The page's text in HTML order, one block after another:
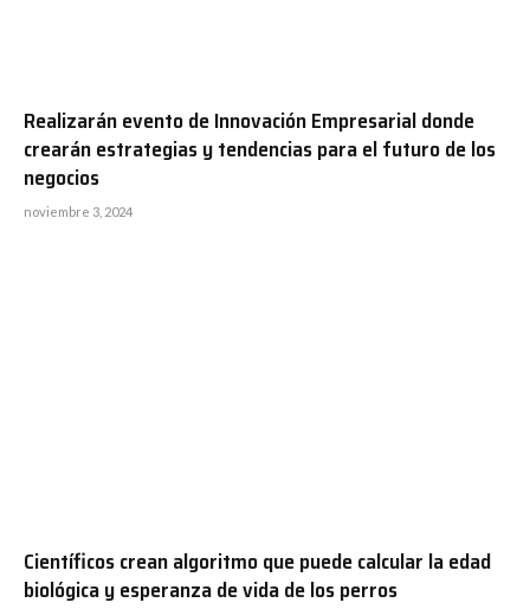
Realizarán evento de Innovación Empresarial donde
crearán estrategias y tendencias para el futuro de los
negocios
noviembre 3, 2024
Científicos crean algoritmo que puede calcular la edad
biológica y esperanza de vida de los perros